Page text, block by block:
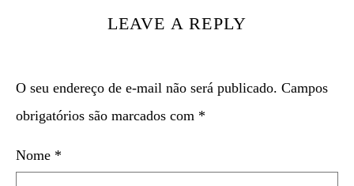
LEAVE A REPLY
O seu endereço de e-mail não será publicado. Campos
obrigatórios são marcados com *
Nome *